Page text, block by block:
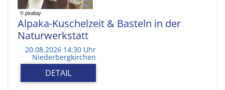
Alpaka-Kuschelzeit & Basteln in der
Naturwerkstatt
20.08.2026 14:30 Uhr
Niederbergkirchen
DETAIL